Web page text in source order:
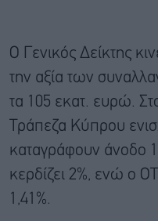
Ο Γενικός Δείκτης
την αξία των
τα 105 εκατ. ευρώ.
Τράπεζα Κύπρου
καταγράφουν άνοδο
κερδίζει 2%, ενώ ο
1,41%.